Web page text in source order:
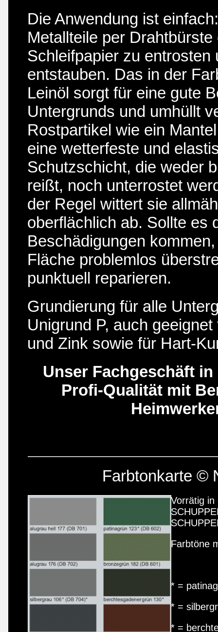
Die Anwendung ist
Metallteile per Drahtbürste
Schleifpapier zu entrosten
entstauben. Das in der
Leinöl sorgt für eine gute
Untergrunds und umhüllt
Rostpartikel wie ein
eine wetterfeste und
Schutzschicht, die weder
reißt, noch unterrostet
der Regel wittert sie
oberflächlich ab. Sollte es
Beschädigungen
Fläche problemlos
punktuell reparieren.
Grundierung für alle
Unigrund P, auch
und Zink sowie für Hart-
Unser Fachgeschäft
Profi-Qualität mit
Farbtonkarte ©
Vorrätig
Farbtöne
* =
* =
* =